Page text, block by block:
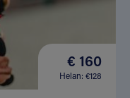
€ 160
Helan: €128